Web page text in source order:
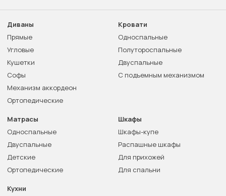
Диваны
Прямые
Угловые
Кушетки
Софы
Механизм аккордеон
Ортопедические
Кровати
Односпальные
Полутороспальные
Двуспальные
С подъемным механизмом
Матрасы
Односпальные
Двуспальные
Детские
Ортопедические
Шкафы
Шкафы-купе
Распашные шкафы
Для прихожей
Для спальни
Кухни